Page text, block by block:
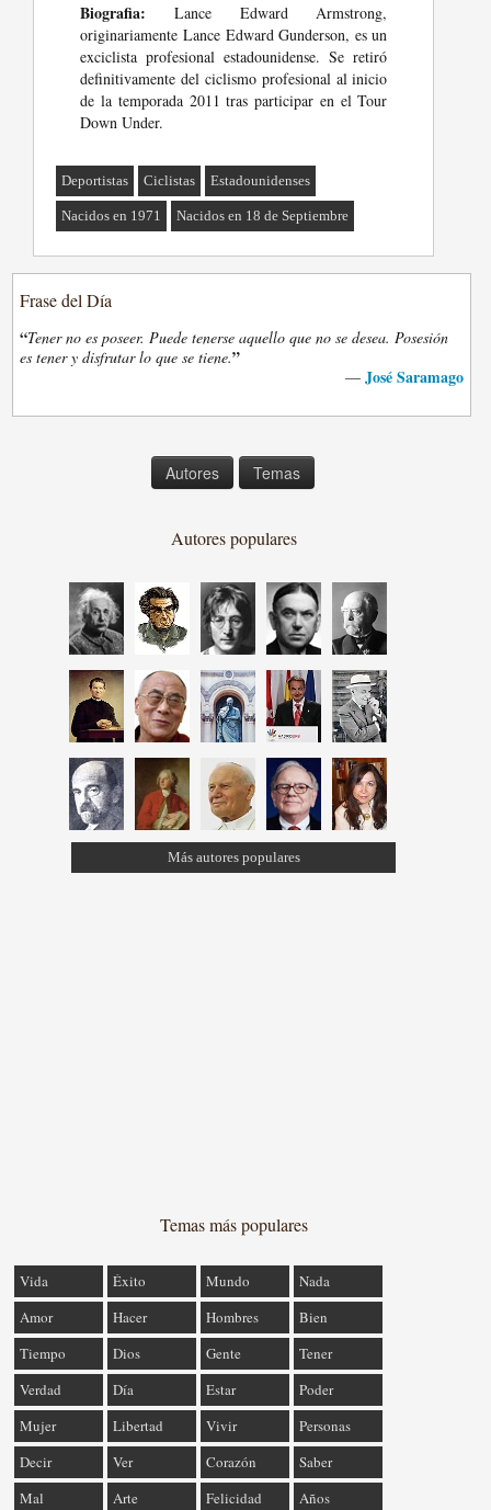
Biografia: Lance Edward Armstrong,
originariamente Lance Edward Gunderson, es un
exciclista profesional estadounidense. Se retiró
definitivamente del ciclismo profesional al inicio
de la temporada 2011 tras participar en el Tour
Down Under.
Deportistas Ciclistas Estadounidenses
Nacidos en 1971 Nacidos en 18 de Septiembre
Frase del Día
“Tener no es poseer. Puede tenerse aquello que no se desea. Posesión
es tener y disfrutar lo que se tiene.”
— José Saramago
Autores Temas
Autores populares
Más autores populares
Temas más populares
Vida Éxito Mundo
Nada
Amor
Hacer Hombres
Bien
Tiempo
Dios Gente
Tener
Verdad
Día Estar
Poder
Mujer
Libertad Vivir
Personas
Decir
Ver Corazón
Saber
Mal
Arte Felicidad Años